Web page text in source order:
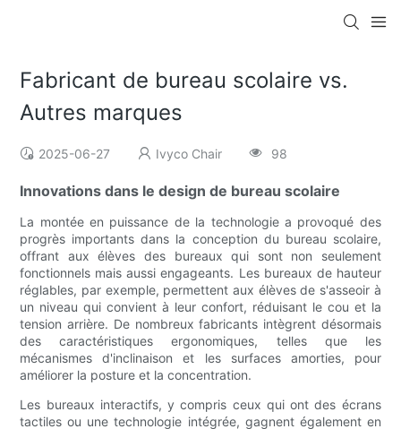
Fabricant de bureau scolaire vs.
Autres marques
2025-06-27 Ivyco Chair 98
Innovations dans le design de bureau scolaire
La montée en puissance de la technologie a provoqué des
progrès importants dans la conception du bureau scolaire,
offrant aux élèves des bureaux qui sont non seulement
fonctionnels mais aussi engageants. Les bureaux de hauteur
réglables, par exemple, permettent aux élèves de s'asseoir à
un niveau qui convient à leur confort, réduisant le cou et la
tension arrière. De nombreux fabricants intègrent désormais
des caractéristiques ergonomiques, telles que les
mécanismes d'inclinaison et les surfaces amorties, pour
améliorer la posture et la concentration.
Les bureaux interactifs, y compris ceux qui ont des écrans
tactiles ou une technologie intégrée, gagnent également en